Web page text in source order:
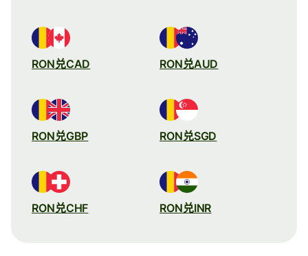
RON兑CAD RON兑AUD
RON兑GBP RON兑SGD
RON兑CHF RON兑INR